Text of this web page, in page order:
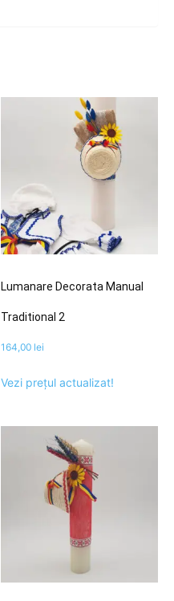
Lumanare Decorata Manual
Traditional 2
164,00 lei
Vezi prețul actualizat!